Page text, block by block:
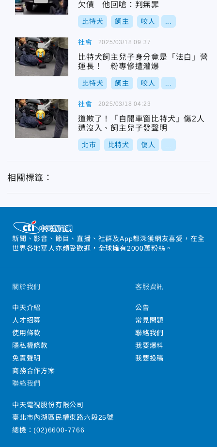
欠債 他回嗆：判無罪
比特犬 飼主 咬人
社會
比特犬飼主兒子身分竟是「法白」營
運長！ 粉專慘遭灌爆
比特犬 飼主 咬人
2025/03/18 09:37
社會
道歉了！「自開車窗比特犬」傷2人
遭沒入、飼主兒子發聲明
北市 比特犬 傷人
2025/03/18 04:23
相關標籤：
新聞、影音、節目、直播、社群及App都深獲網友喜愛，在全
世界各地華人亦頗受歡迎，全球擁有2000萬粉絲。
關於我們
中天介紹
人才招募
使用條款
隱私權條款
免責聲明
商務合作方案
客服資訊
公告
常見問題
聯絡我們
我要爆料
我要投稿
聯絡我們
中天電視股份有限公司
臺北市內湖區民權東路六段25號
總機：(02)6600-7766